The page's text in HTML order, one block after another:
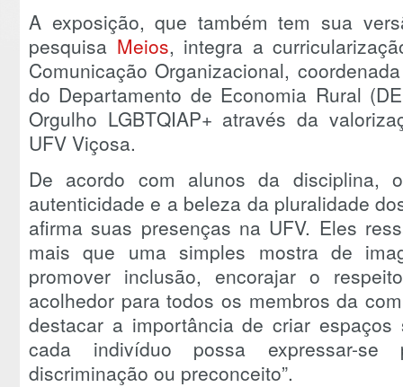
A exposição, que também tem sua
pesquisa Meios, integra a
Comunicação Organizacional,
do Departamento de Economia Rural
Orgulho LGBTQIAP+ através da
UFV Viçosa.
De acordo com alunos da disciplina,
autenticidade e a beleza da pluralidade
afirma suas presenças na UFV. Eles
mais que uma simples mostra de
promover inclusão, encorajar o
acolhedor para todos os membros da
destacar a importância de criar
cada indivíduo possa expressar-
discriminação ou preconceito”.